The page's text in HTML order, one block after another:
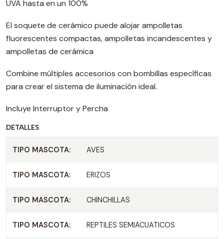
UVA hasta en un 100%
El soquete de cerámico puede alojar ampolletas
fluorescentes compactas, ampolletas incandescentes y
ampolletas de cerámica
Combine múltiples accesorios con bombillas específicas
para crear el sistema de iluminación ideal.
Incluye Interruptor y Percha
DETALLES
TIPO MASCOTA: AVES
TIPO MASCOTA: ERIZOS
TIPO MASCOTA: CHINCHILLAS
TIPO MASCOTA: REPTILES SEMIACUATICOS